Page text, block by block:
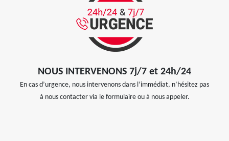
NOUS INTERVENONS 7j/7 et 24h/24
En cas d’urgence, nous intervenons dans l’immédiat, n’hésitez pas
à nous contacter via le formulaire ou à nous appeler.